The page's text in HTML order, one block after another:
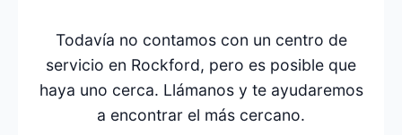
Todavía no contamos con un centro de
servicio en Rockford, pero es posible que
haya uno cerca. Llámanos y te ayudaremos
a encontrar el más cercano.